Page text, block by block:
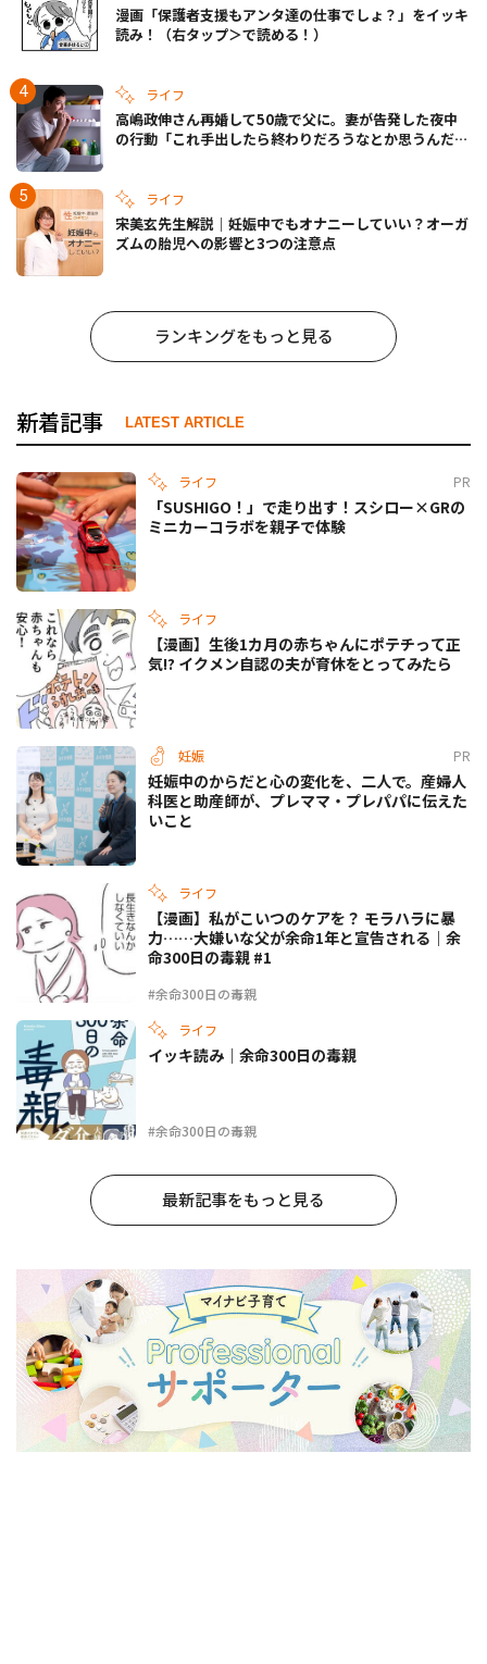
漫画「保護者支援もアンタ達の仕事でしょ？」をイッキ
読み！（右タップ＞で読める！）
ライフ
高嶋政伸さん再婚して50歳で父に。妻が告発した夜中
の行動「これ手出したら終わりだろうなとか思うんだけ
ライフ
宋美玄先生解説｜妊娠中でもオナニーしていい？オーガ
ズムの胎児への影響と3つの注意点
ランキングをもっと見る
新着記事 LATEST ARTICLE
ライフ PR
「SUSHIGO！」で走り出す！スシロー×GRの
ミニカーコラボを親子で体験
ライフ
【漫画】生後1カ月の赤ちゃんにポテチって正
気!? イクメン自認の夫が育休をとってみたら
妊娠 PR
妊娠中のからだと心の変化を、二人で。産婦人
科医と助産師が、プレママ・プレパパに伝えた
いこと
ライフ
#余命300日の毒親
【漫画】私がこいつのケアを？ モラハラに暴
力……大嫌いな父が余命1年と宣告される｜余
命300日の毒親 #1
ライフ
#余命300日の毒親
イッキ読み｜余命300日の毒親
最新記事をもっと見る